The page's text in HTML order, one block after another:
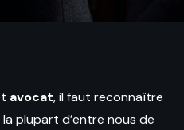
avocat, il faut reconnaître
plupart d’entre nous de